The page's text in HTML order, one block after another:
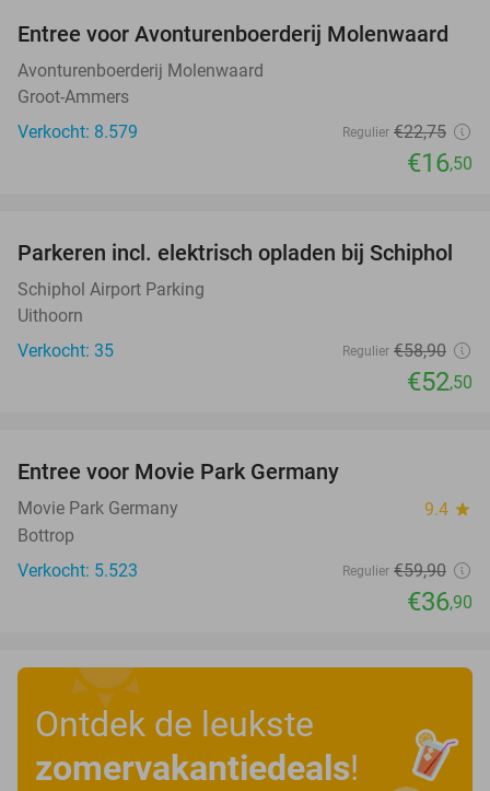
27%
Entree voor Avonturenboerderij Molenwaard
Avonturenboerderij Molenwaard
Groot-Ammers
Verkocht: 8.579
Regulier €22,75
€16,50
11%
Parkeren incl. elektrisch opladen bij Schiphol
Schiphol Airport Parking
Uithoorn
Verkocht: 35
Regulier €58,90
€52,50
Entree voor Movie Park Germany
Movie Park Germany 9.4 star
Bottrop
Verkocht: 5.523
Regulier €59,90
€36,90
Ontdek de leukste
zomervakantiedeals!